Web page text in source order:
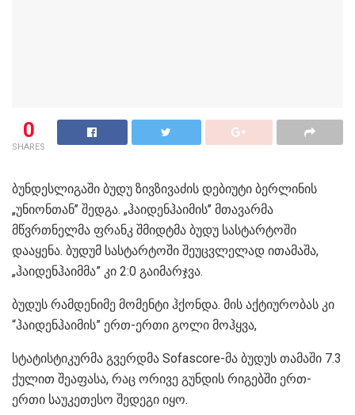
0
SHARES
ბუნდესლიგაში ბუდუ ზივზივაძის დებიუტი ბერლინის
„უნიონთან’’ შედგა. „ჰაიდენჰაიმის’’ მთავარმა
მწვრთნელმა ფრანკ შმიდტმა ბუდუ სასტარტოში
დააყენა. ბუდუმ სასტარტოში შეუცვლელად ითამაშა,
„ჰაიდენჰაიმმა” კი 2:0 გაიმარჯვა.
ბუდუს რამდენიმე მომენტი ჰქონდა. მის აქტიურობას კი
“ჰაიდენჰაიმის” ერთ-ერთი გოლი მოჰყვა,
სტატისტიკურმა გვერდმა Sofascore-მა ბუდუს თამაში 7.3
ქულით შეაფასა, რაც ორივე გუნდის რიგებში ერთ-
ერთი საუკეთესო შედეგი იყო.